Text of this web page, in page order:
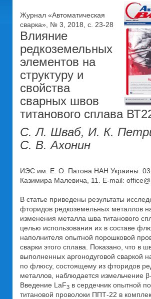
Журнал «Автоматическая
сварка», № 3, 2018, с. 23-28
Влияние
редкоземельных
элементов на
структуру и
свойства
сварных швов
титанового сплава
С. Л. Шваб, И. К.
С. В. Ахонин
ИЭС им. Е. О. Патона НАН Украины.
Казимира Малевича, 11. E-mail:
В статье приведены результаты
фторидов редкоземельных металлов
изменения металла шва титанового
целью использования их в составе
наполнителя опытной порошковой
сварки этого сплава. Показано, что в
выполненных аргонодуговой сваркой
по флюсу, состоящему из фторидов
металлов, наблюдается измельчение
Введение LaF3 в сердечник опытной
титановой проволоки ППТ-22 в